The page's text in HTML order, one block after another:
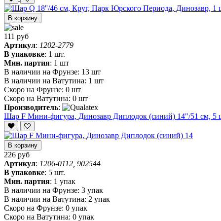
В корзину
111 руб
Артикул: 1202-2779
В упаковке: 1 шт.
Мин. партия: 1 шт
В наличии на Фрунзе: 13 шт
В наличии на Ватутина: 1 шт
Скоро на Фрунзе: 0 шт
Скоро на Ватутина: 0 шт
Производитель:
Шар F Мини-фигура, Динозавр Диплодок (синий) 14"/51 см, 5
В корзину
226 руб
Артикул: 1206-0112, 902544
В упаковке: 5 шт.
Мин. партия: 1 упак
В наличии на Фрунзе: 3 упак
В наличии на Ватутина: 2 упак
Скоро на Фрунзе: 0 упак
Скоро на Ватутина: 0 упак